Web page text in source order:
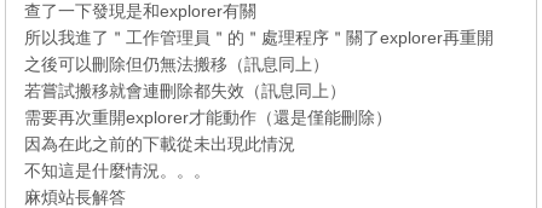
查了一下發現是和explorer有關
所以我進了＂工作管理員＂的＂處理程序＂關了explorer再重開
之後可以刪除但仍無法搬移（訊息同上）
若嘗試搬移就會連刪除都失效（訊息同上）
需要再次重開explorer才能動作（還是僅能刪除）
因為在此之前的下載從未出現此情況
不知這是什麼情況。。。
麻煩站長解答